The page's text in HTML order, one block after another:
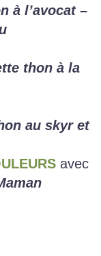
à l’avocat –
thon à la
au skyr et
avec